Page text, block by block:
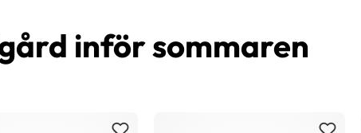
inför sommaren